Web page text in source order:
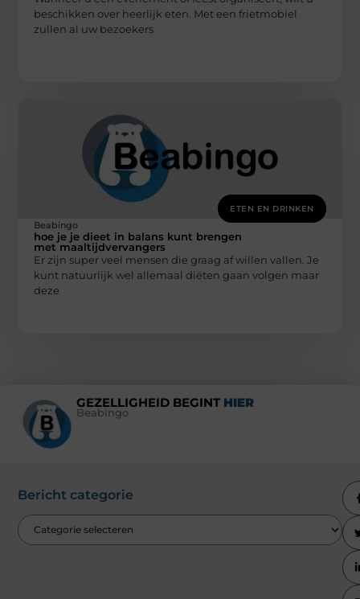
beschikken over heerlijk eten. Met een frietmobiel
zullen al uw bezoekers
ETEN EN DRINKEN
Beabingo
hoe je je dieet in balans kunt brengen
met maaltijdvervangers
Er zijn super veel mensen die graag af willen vallen. Je
kunt natuurlijk wel allemaal diëten gaan volgen maar
deze
GEZELLIGHEID BEGINT HIER
Beabingo
Bericht categorie